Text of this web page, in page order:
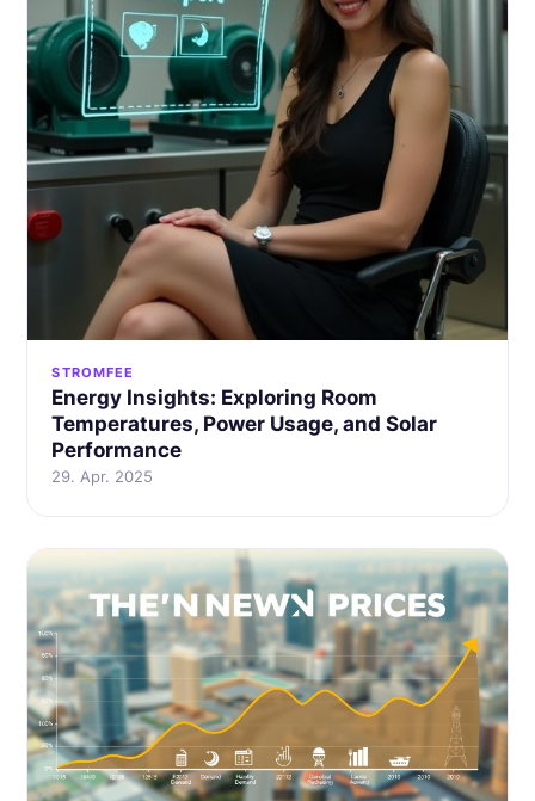
STROMFEE
Energy Insights: Exploring Room
Temperatures, Power Usage, and Solar
Performance
29. Apr. 2025